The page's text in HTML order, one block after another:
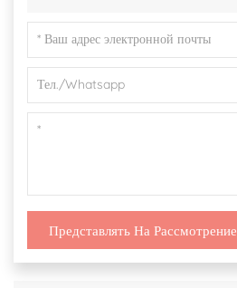
Представлять На Рассмотрение